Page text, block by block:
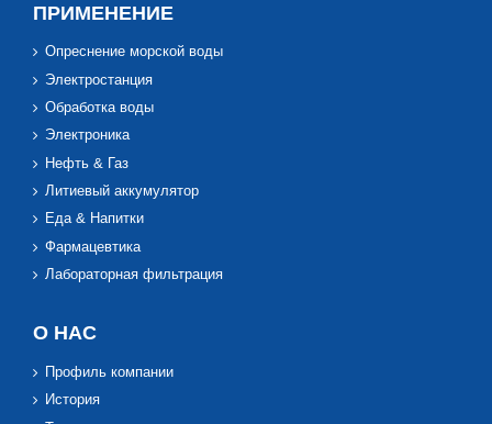
ПРИМЕНЕНИЕ
Опреснение морской воды
Электростанция
Обработка воды
Электроника
Нефть & Газ
Литиевый аккумулятор
Еда & Напитки
Фармацевтика
Лабораторная фильтрация
О НАС
Профиль компании
История